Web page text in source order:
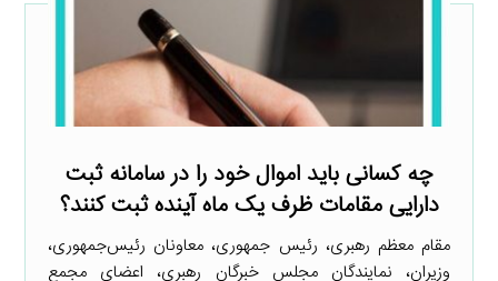
چه کسانی باید اموال خود را در سامانه ثبت
دارایی مقامات ظرف یک ماه آینده ثبت کنند؟
مقام معظم رهبری، رئیس‌ جمهوری، معاونان رئیس‌جمهوری،
وزیران، نمایندگان مجلس خبرگان رهبری، اعضای مجمع